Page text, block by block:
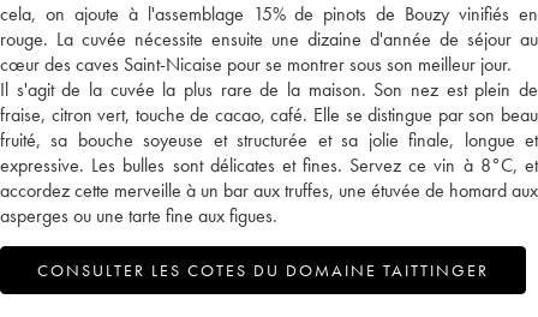
cela, on ajoute à l'assemblage 15% de pinots de Bouzy vinifiés en
rouge. La cuvée nécessite ensuite une dizaine d'année de séjour au
cœur des caves Saint-Nicaise pour se montrer sous son meilleur jour.
Il s'agit de la cuvée la plus rare de la maison. Son nez est plein de
fraise, citron vert, touche de cacao, café. Elle se distingue par son beau
fruité, sa bouche soyeuse et structurée et sa jolie finale, longue et
expressive. Les bulles sont délicates et fines. Servez ce vin à 8°C, et
accordez cette merveille à un bar aux truffes, une étuvée de homard aux
asperges ou une tarte fine aux figues.
CONSULTER LES COTES DU DOMAINE TAITTINGER